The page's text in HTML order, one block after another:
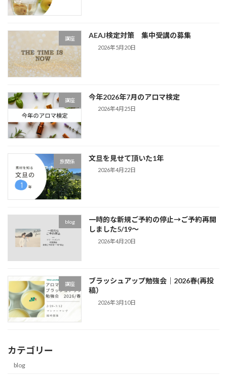
講座 AEAJ検定対策 集中受講の募集
2026年5月20日
講座 今年2026年7月のアロマ検定
2026年4月25日
旅関係 文旦を見せて頂いた1年
2026年4月22日
blog
一時的な新規ご予約の停止→ご予約再開
しました5/19～
2026年4月20日
講座
ブラッシュアップ勉強会｜2026春(再投
稿）
2026年3月10日
カテゴリー
blog